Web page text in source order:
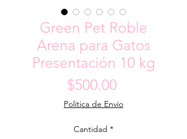
Green Pet Roble
Arena para Gatos
Presentación 10 kg
$500.00Precio
Política de Envío
Cantidad *